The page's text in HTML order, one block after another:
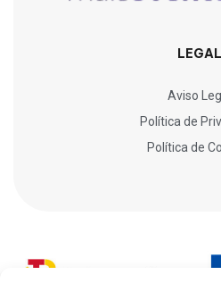
LEGAL
Aviso
Política de
Política de